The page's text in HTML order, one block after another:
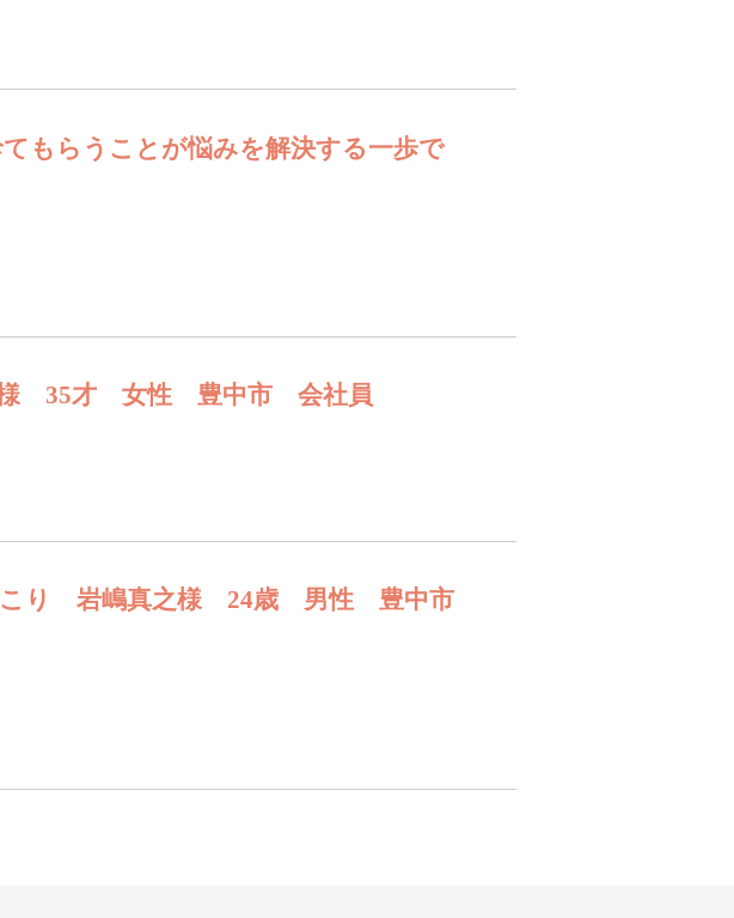
もらうことが悩みを解決する一歩で
様 35才 女性 豊中市 会社員
なこり 岩嶋真之様 24歳 男性 豊中市